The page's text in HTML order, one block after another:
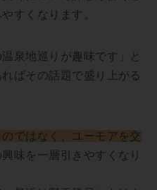
すくなります。
泉地巡りが趣味です」と
ばその話題で盛り上がる
ではなく、ユーモアを交
味を一層引きやすくなり